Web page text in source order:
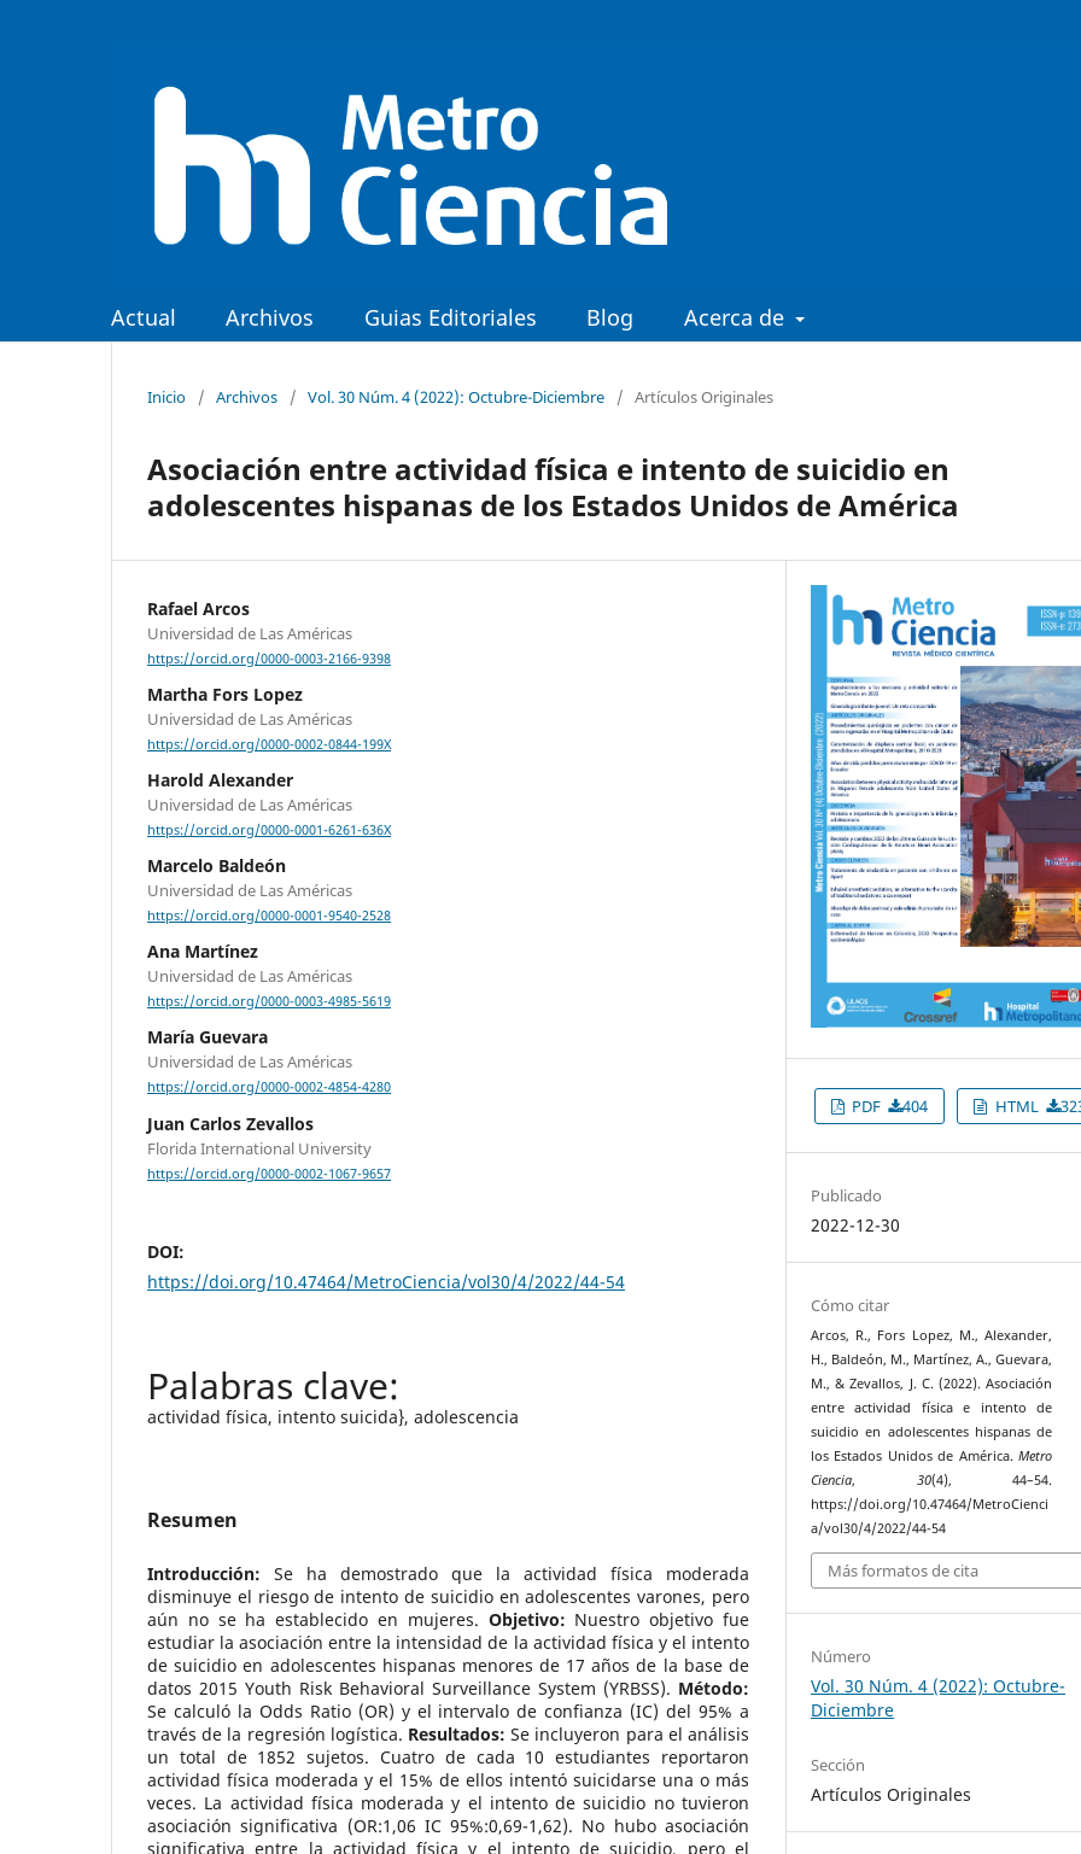
Actual Archivos Guias Editoriales Blog Acerca de
Inicio / Archivos / Vol. 30 Núm. 4 (2022): Octubre-Diciembre / Artículos Originales
Asociación entre actividad física e intento de suicidio en
adolescentes hispanas de los Estados Unidos de América
Rafael Arcos
Universidad de Las Américas
https://orcid.org/0000-0003-2166-9398
Martha Fors Lopez
Universidad de Las Américas
https://orcid.org/0000-0002-0844-199X
Harold Alexander
Universidad de Las Américas
https://orcid.org/0000-0001-6261-636X
Marcelo Baldeón
Universidad de Las Américas
https://orcid.org/0000-0001-9540-2528
Ana Martínez
Universidad de Las Américas
https://orcid.org/0000-0003-4985-5619
María Guevara
Universidad de Las Américas
https://orcid.org/0000-0002-4854-4280
Juan Carlos Zevallos
Florida International University
https://orcid.org/0000-0002-1067-9657
DOI:
https://doi.org/10.47464/MetroCiencia/vol30/4/2022/44-54
actividad física, intento suicida}, adolescencia
Resumen
Introducción: Se ha demostrado que la actividad física moderada
disminuye el riesgo de intento de suicidio en adolescentes varones, pero
aún no se ha establecido en mujeres. Objetivo: Nuestro objetivo fue
estudiar la asociación entre la intensidad de la actividad física y el intento
de suicidio en adolescentes hispanas menores de 17 años de la base de
datos 2015 Youth Risk Behavioral Surveillance System (YRBSS). Método:
Se calculó la Odds Ratio (OR) y el intervalo de confianza (IC) del 95% a
través de la regresión logística. Resultados: Se incluyeron para el análisis
un total de 1852 sujetos. Cuatro de cada 10 estudiantes reportaron
actividad física moderada y el 15% de ellos intentó suicidarse una o más
veces. La actividad física moderada y el intento de suicidio no tuvieron
asociación significativa (OR:1,06 IC 95%:0,69-1,62). No hubo asociación
significativa entre la actividad física y el intento de suicidio, pero el
PDF 404 HTML
Publicado
2022-12-30
Cómo citar
Arcos, R., Fors Lopez, M., Alexander,
H., Baldeón, M., Martínez, A., Guevara,
M., & Zevallos, J. C. (2022). Asociación
entre actividad física e intento de
suicidio en adolescentes hispanas de
los Estados Unidos de América.Metro
Ciencia, 30(4), 44–54.
https://doi.org/10.47464/MetroCienci
a/vol30/4/2022/44-54
Más formatos de cita
Número
Vol. 30 Núm. 4 (2022): Octubre-
Diciembre
Sección
Artículos Originales